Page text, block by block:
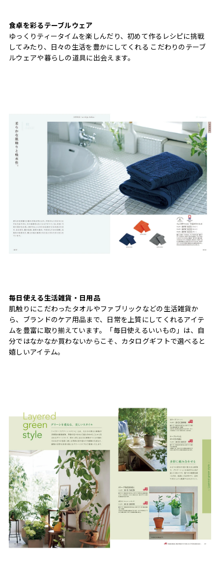
食卓を彩るテーブルウェア
ゆっくりティータイムを楽しんだり、初めて作るレシピに挑戦
してみたり、日々の生活を豊かにしてくれる こだわりのテーブ
ルウェアや暮らしの道具に出会えます。
毎日使える生活雑貨・日用品
肌触りにこだわったタオルやファブリックなどの生活雑貨か
ら、ブランドのケア用品まで、日常を上質にしてくれるアイテ
ムを豊富に取り揃えています。「毎日使えるいいもの」は、自
分ではなかなか買わないからこそ、カタログギフトで選べると
嬉しいアイテム。